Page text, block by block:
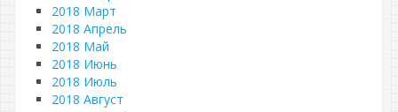
2018 Март
2018 Апрель
2018 Май
2018 Июнь
2018 Июль
2018 Август